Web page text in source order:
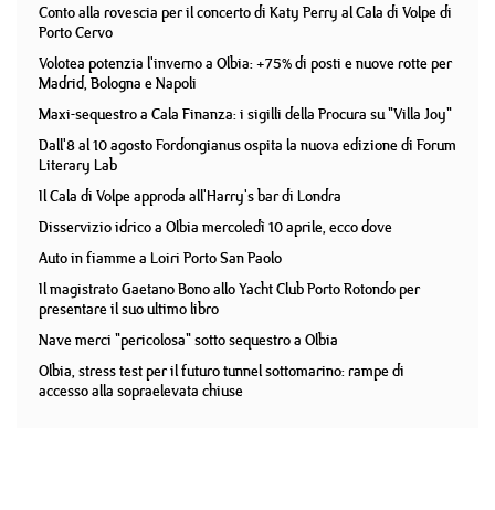
Conto alla rovescia per il concerto di Katy Perry al Cala di Volpe di
Porto Cervo
Volotea potenzia l'inverno a Olbia: +75% di posti e nuove rotte per
Madrid, Bologna e Napoli
Maxi-sequestro a Cala Finanza: i sigilli della Procura su "Villa Joy"
Dall'8 al 10 agosto Fordongianus ospita la nuova edizione di Forum
Literary Lab
Il Cala di Volpe approda all'Harry's bar di Londra
Disservizio idrico a Olbia mercoledì 10 aprile, ecco dove
Auto in fiamme a Loiri Porto San Paolo
Il magistrato Gaetano Bono allo Yacht Club Porto Rotondo per
presentare il suo ultimo libro
Nave merci "pericolosa" sotto sequestro a Olbia
Olbia, stress test per il futuro tunnel sottomarino: rampe di
accesso alla sopraelevata chiuse